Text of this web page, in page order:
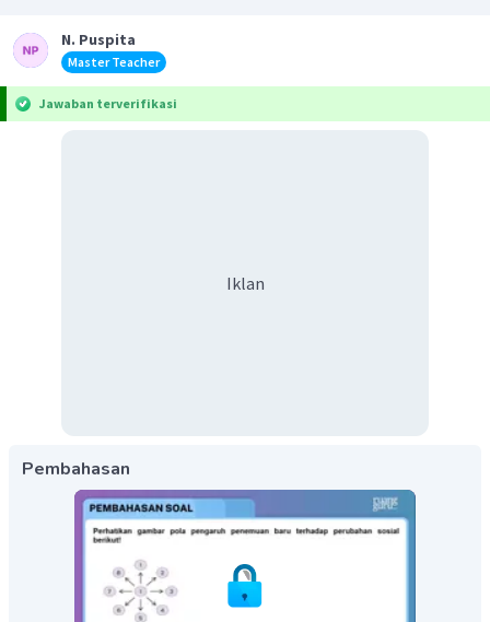
N. Puspita
Master Teacher
Jawaban terverifikasi
Iklan
Pembahasan